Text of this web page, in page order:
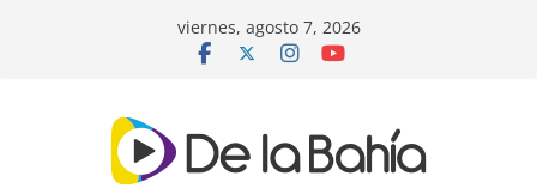
viernes, agosto 7, 2026